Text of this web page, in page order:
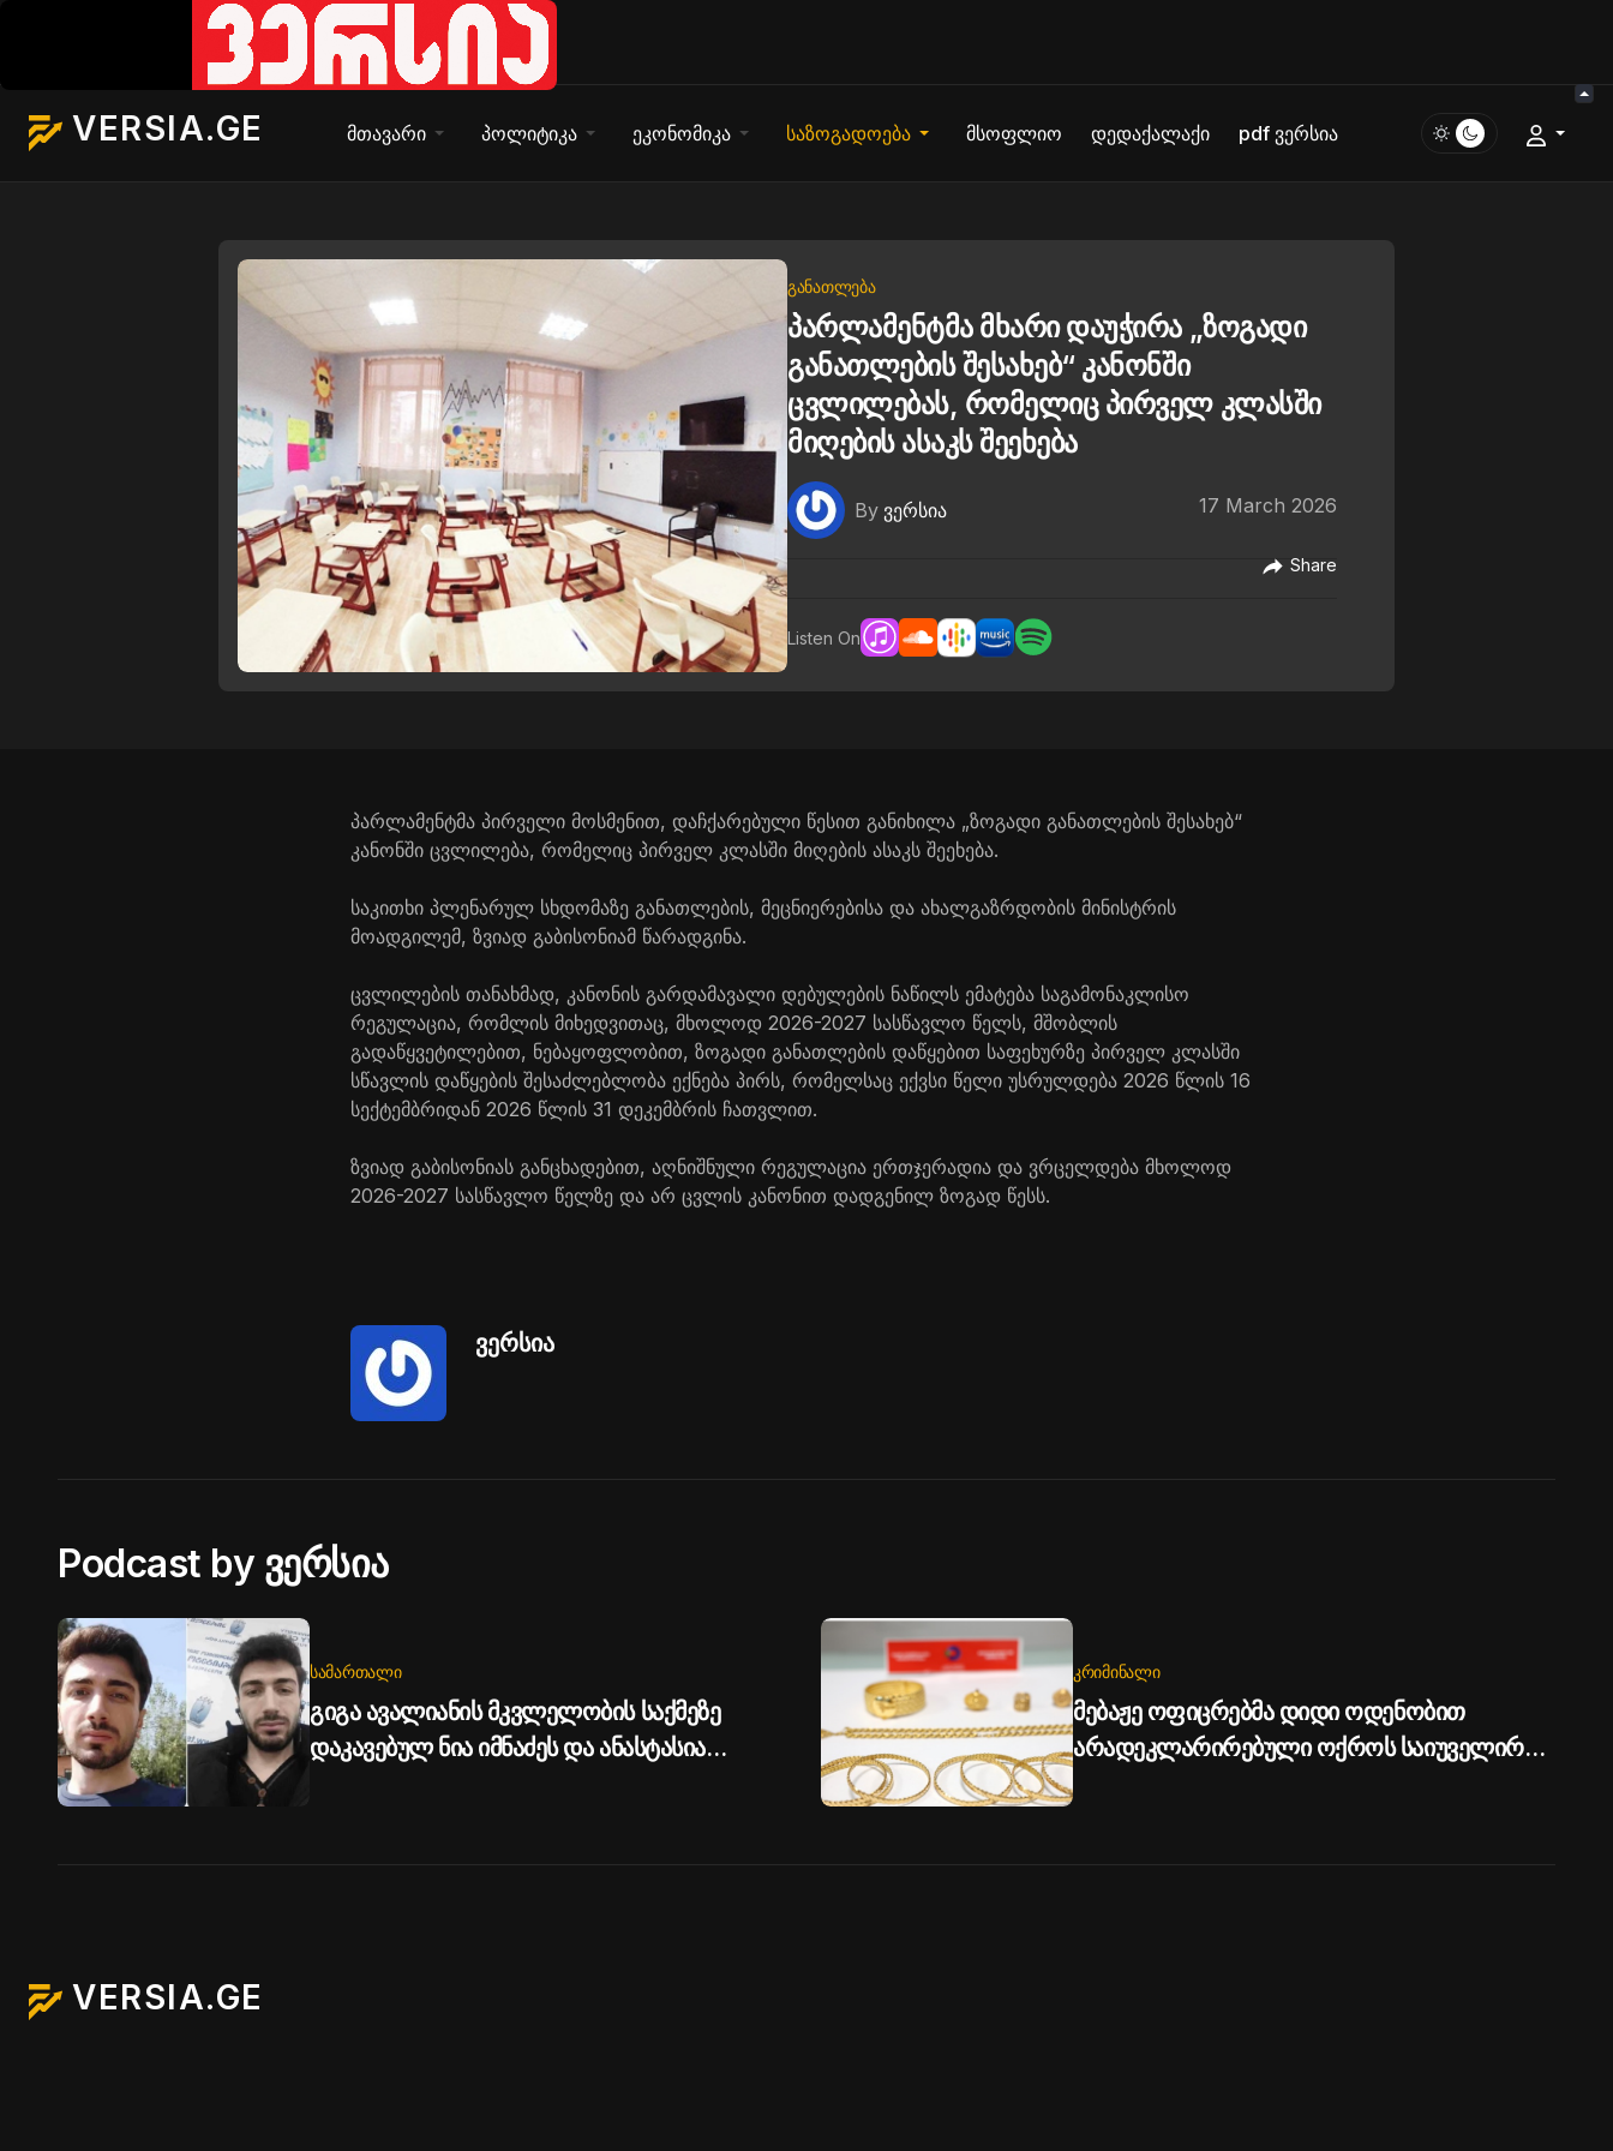
VERSIA.GE მთავარი პოლიტიკა ეკონომიკა საზოგადოება მსოფლიო დედაქალაქი pdf ვერსია
ᲒᲐᲜᲐᲗᲚᲔᲑᲐ
პარლამენტმა მხარი დაუჭირა „ზოგადი
განათლების შესახებ“ კანონში
ცვლილებას, რომელიც პირველ კლასში
მიღების ასაკს შეეხება
By ვერსია 17 March 2026
Share
Listen On
პარლამენტმა პირველი მოსმენით, დაჩქარებული წესით განიხილა „ზოგადი განათლების შესახებ“
კანონში ცვლილება, რომელიც პირველ კლასში მიღების ასაკს შეეხება.
საკითხი პლენარულ სხდომაზე განათლების, მეცნიერებისა და ახალგაზრდობის მინისტრის
მოადგილემ, ზვიად გაბისონიამ წარადგინა.
ცვლილების თანახმად, კანონის გარდამავალი დებულების ნაწილს ემატება საგამონაკლისო
რეგულაცია, რომლის მიხედვითაც, მხოლოდ 2026-2027 სასწავლო წელს, მშობლის
გადაწყვეტილებით, ნებაყოფლობით, ზოგადი განათლების დაწყებით საფეხურზე პირველ კლასში
სწავლის დაწყების შესაძლებლობა ექნება პირს, რომელსაც ექვსი წელი უსრულდება 2026 წლის 16
სექტემბრიდან 2026 წლის 31 დეკემბრის ჩათვლით.
ზვიად გაბისონიას განცხადებით, აღნიშნული რეგულაცია ერთჯერადია და ვრცელდება მხოლოდ
2026-2027 სასწავლო წელზე და არ ცვლის კანონით დადგენილ ზოგად წესს.
ვერსია
Podcast by ვერსია
ᲡᲐᲛᲐᲠᲗᲐᲚᲘ
გიგა ავალიანის მკვლელობის საქმეზე
დაკავებულ ნია იმნაძეს და ანასტასია
ᲙᲠᲘᲛᲘᲜᲐᲚᲘ
მებაჟე ოფიცრებმა დიდი ოდენობით
არადეკლარირებული ოქროს საიუველირო
VERSIA.GE